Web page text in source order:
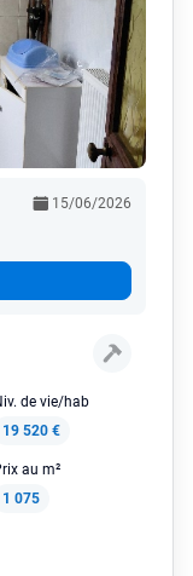
15/06/2026
de vie/hab
19 520 €
au m²
1 075